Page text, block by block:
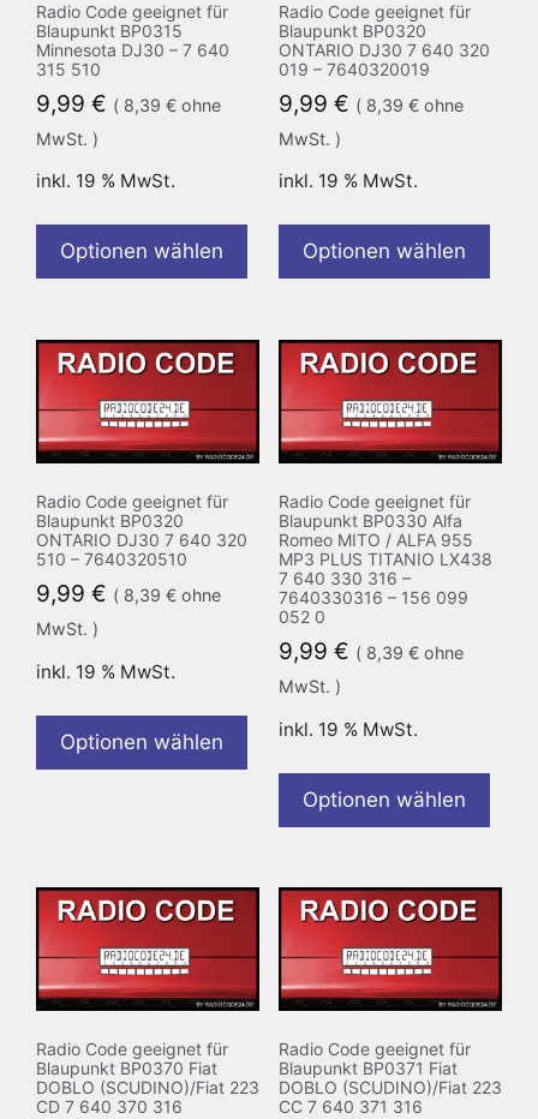
Radio Code geeignet für
Blaupunkt BP0315
Minnesota DJ30 – 7 640
315 510
9,99 € ( 8,39 € ohne
MwSt. )
inkl. 19 % MwSt.
Optionen wählen
Radio Code geeignet für
Blaupunkt BP0320
ONTARIO DJ30 7 640 320
019 – 7640320019
9,99 € ( 8,39 €ohne
MwSt. )
inkl. 19 % MwSt.
Optionen wählen
Radio Code geeignet für
Blaupunkt BP0320
ONTARIO DJ30 7 640 320
510 – 7640320510
9,99 € ( 8,39 € ohne
MwSt. )
inkl. 19 % MwSt.
Optionen wählen
Radio Code geeignet für
Blaupunkt BP0330 Alfa
Romeo MITO / ALFA 955
MP3 PLUS TITANIO LX438
7 640 330 316 –
7640330316 – 156 099
052 0
9,99 € ( 8,39 €ohne
MwSt. )
inkl. 19 % MwSt.
Optionen wählen
Radio Code geeignet für
Blaupunkt BP0370 Fiat
DOBLO (SCUDINO)/Fiat 223
CD 7 640 370 316
Radio Code geeignet für
Blaupunkt BP0371 Fiat
DOBLO (SCUDINO)/Fiat 223
CC 7 640 371 316